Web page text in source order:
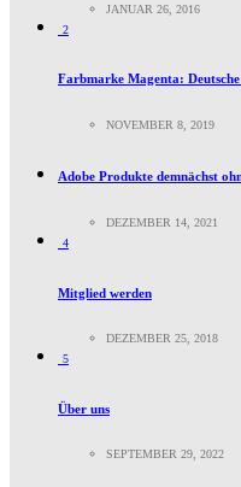
JANUAR 26, 2016
2
Farbmarke Magenta:
NOVEMBER 8, 2019
Adobe Produkte demnächst
DEZEMBER 14, 2021
4
Mitglied werden
DEZEMBER 25, 2018
5
Über uns
SEPTEMBER 29, 2022